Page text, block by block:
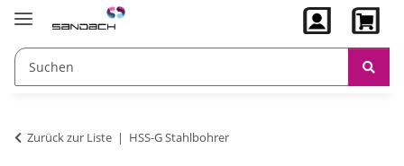
Zurück zur Liste HSS-G Stahlbohrer